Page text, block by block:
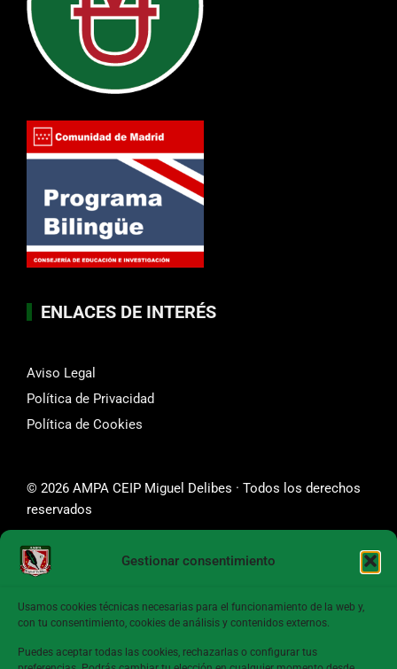
Gestionar consentimiento
Usamos cookies técnicas necesarias para el funcionamiento de la web y,
con tu consentimiento, cookies de análisis y contenidos externos.
Puedes aceptar todas las cookies, rechazarlas o configurar tus
ENLACES DE INTERÉS
Aviso Legal
Política de Privacidad
Política de Cookies
© 2026 AMPA CEIP Miguel Delibes · Todos los derechos
reservados
SÍGUENOS